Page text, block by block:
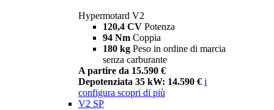
Hypermotard V2
120,4 CV Potenza
94 Nm Coppia
180 kg Peso in ordine di marcia
senza carburante
A partire da 15.590 €
Depotenziata 35 kW: 14.590 € i
configura scopri di più
V2 SP